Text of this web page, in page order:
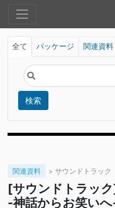
全て パッケージ 関連資料
検索
関連資料 > サウンドトラック
[サウンドトラッ
-神話からお笑い